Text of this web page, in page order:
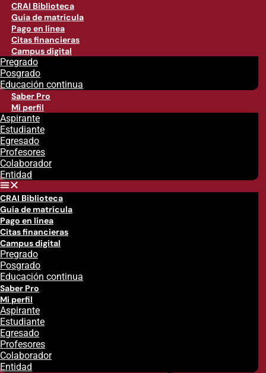
CRAI Biblioteca
Guía de matrícula
Pago en línea
Citas financieras
Campus digital
Pregrado
Posgrado
Educación continua
Saber Pro
Mi perfil
Aspirante
Estudiante
Egresado
Profesores
Colaborador
Entidad
CRAI Biblioteca
Guía de matrícula
Pago en línea
Citas financieras
Campus digital
Pregrado
Posgrado
Educación continua
Saber Pro
Mi perfil
Aspirante
Estudiante
Egresado
Profesores
Colaborador
Entidad